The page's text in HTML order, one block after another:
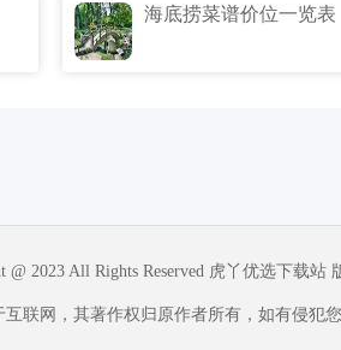
海底捞菜谱价位一览表
@ 2023 All Rights Reserved 虎丫优选下载站
联网，其著作权归原作者所有，如有侵犯